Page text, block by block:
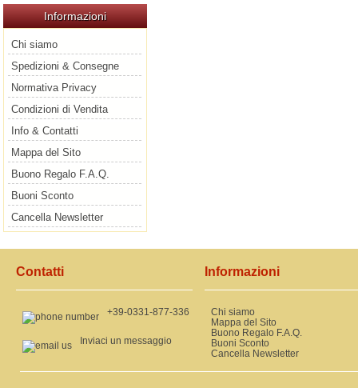
Informazioni
Chi siamo
Spedizioni & Consegne
Normativa Privacy
Condizioni di Vendita
Info & Contatti
Mappa del Sito
Buono Regalo F.A.Q.
Buoni Sconto
Cancella Newsletter
Contatti
+39-0331-877-336
Inviaci un messaggio
Informazioni
Chi siamo
Mappa del Sito
Buono Regalo F.A.Q.
Buoni Sconto
Cancella Newsletter